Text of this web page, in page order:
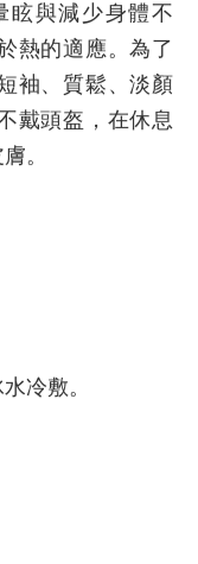
眩與減少身體不
熱的適應。為了
袖、質鬆、淡顏
戴頭盔，在休息
。
冷敷。